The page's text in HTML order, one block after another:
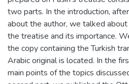
two parts. In the introduction,
about the author, we talked
the treatise and its importance.
the copy containing the Turkish
Arabic original is located. In the
main points of the topics